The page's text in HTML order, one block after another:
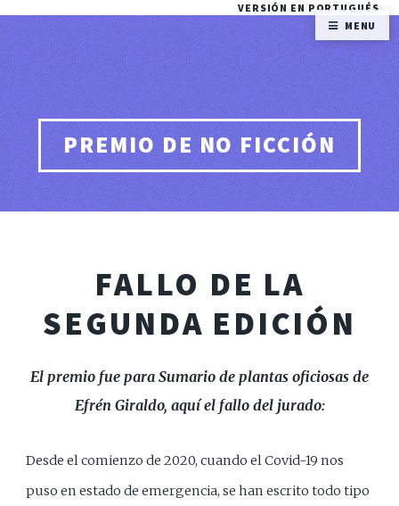
VERSIÓN EN PORTUGUÉS
PREMIO DE NO FICCIÓN
FALLO DE LA
SEGUNDA EDICIÓN
El premio fue para Sumario de plantas oficiosas de
Efrén Giraldo, aquí el fallo del jurado:
Desde el comienzo de 2020, cuando el Covid-19 nos
puso en estado de emergencia, se han escrito todo tipo
MENU